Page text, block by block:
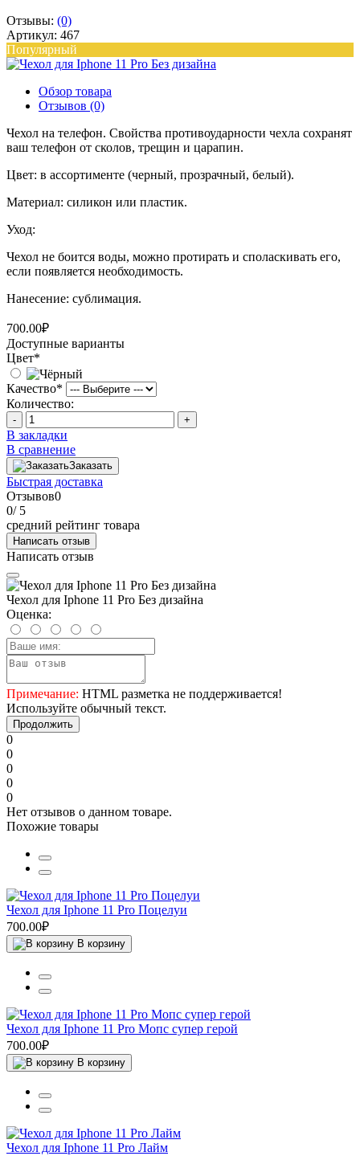
Отзывы: (0)
Артикул: 467
Популярный
Обзор товара
Отзывов (0)
Чехол на телефон. Свойства противоударности чехла сохранят
ваш телефон от сколов, трещин и царапин.
Цвет: в ассортименте (черный, прозрачный, белый).
Материал: силикон или пластик.
Уход:
Чехол не боится воды, можно протирать и споласкивать его,
если появляется необходимость.
Нанесение: сублимация.
700.00₽
Доступные варианты
Цвет*
Качество*
Количество:
- +
В закладки
В сравнение
Заказать
Быстрая доставка
Отзывов0
0/ 5
средний рейтинг товара
Написать отзыв
Написать отзыв
Чехол для Iphone 11 Pro Без дизайна
Оценка:
Примечание: HTML разметка не поддерживается!
Используйте обычный текст.
Продолжить
0
0
0
0
0
Нет отзывов о данном товаре.
Похожие товары
Чехол для Iphone 11 Pro Поцелуи
700.00₽
В корзину
Чехол для Iphone 11 Pro Мопс супер герой
700.00₽
В корзину
Чехол для Iphone 11 Pro Лайм